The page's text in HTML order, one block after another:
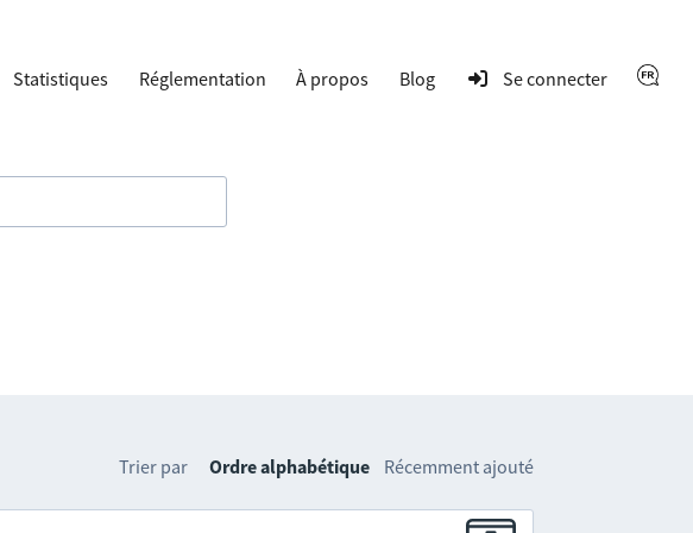
Statistiques Réglementation À propos Blog Se connecter
Trier par Ordre alphabétique Récemment ajouté